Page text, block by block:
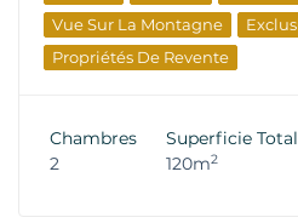
Vue Sur La Montagne
Propriétés De Revente
Chambres
2
Superficie
120m2